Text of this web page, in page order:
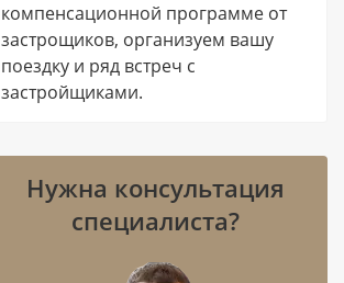
компенсационной программе от
застрощиков, организуем вашу
поездку и ряд встреч с
застройщиками.
Нужна консультация
специалиста?